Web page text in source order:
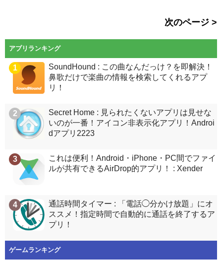
次のページ >
アプリランキング
1
SoundHound : この曲なんだっけ？を即解決！
鼻歌だけで楽曲の情報を検索してくれるアプ
リ！
2
Secret Home : 見られたくないアプリは見せな
いのが一番！アイコン非表示化アプリ！Androi
dアプリ2223
3
これは便利！Android・iPhone・PC間でファイ
ルが共有できるAirDrop的アプリ！ : Xender
4
通話時間タイマー : 「電話◯分かけ放題」にオ
ススメ！指定時間で自動的に通話を終了するア
プリ！
ゲームランキング